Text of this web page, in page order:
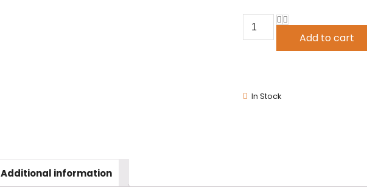
Add to cart
In Stock
Additional information